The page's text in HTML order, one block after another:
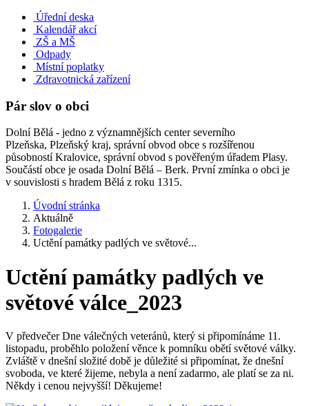
Úřední deska
Kalendář akcí
ZŠ a MŠ
Odpady
Místní poplatky
Zdravotnická zařízení
Pár slov o obci
Dolní Bělá - jedno z významnějších center severního
Plzeňska, Plzeňský kraj, správní obvod obce s rozšířenou
působností Kralovice, správní obvod s pověřeným úřadem Plasy.
Součástí obce je osada Dolní Bělá – Berk. První zmínka o obci je
v souvislosti s hradem Bělá z roku 1315.
Úvodní stránka
Aktuálně
Fotogalerie
Uctění památky padlých ve světové...
Uctění památky padlých ve
světové válce_2023
V předvečer Dne válečných veteránů, který si připomínáme 11.
listopadu, proběhlo položení věnce k pomníku obětí světové války.
Zvláště v dnešní složité době je důležité si připomínat, že dnešní
svoboda, ve které žijeme, nebyla a není zadarmo, ale platí se za ni.
Někdy i cenou nejvyšší! Děkujeme!